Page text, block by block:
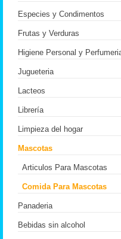
Especies y Condimentos
Frutas y Verduras
Higiene Personal y
Jugueteria
Lacteos
Librería
Limpieza del hogar
Mascotas
Articulos Para Mascotas
Comida Para Mascotas
Panaderia
Bebidas sin alcohol